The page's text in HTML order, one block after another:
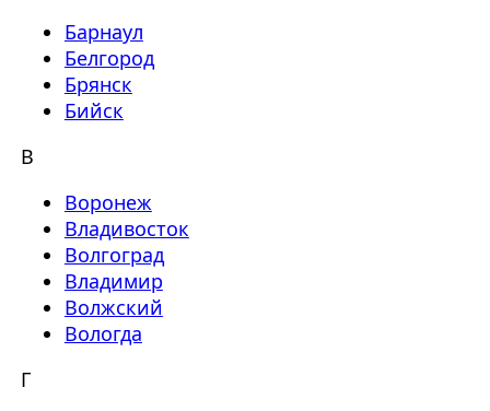
Барнаул
Белгород
Брянск
Бийск
В
Воронеж
Владивосток
Волгоград
Владимир
Волжский
Вологда
Г